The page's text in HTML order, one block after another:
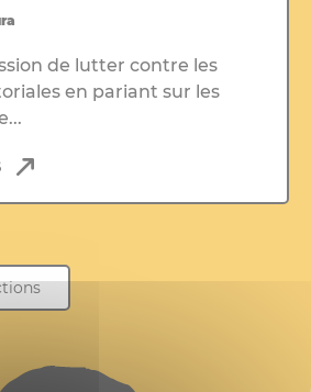
de lutter contre les
en pariant sur les